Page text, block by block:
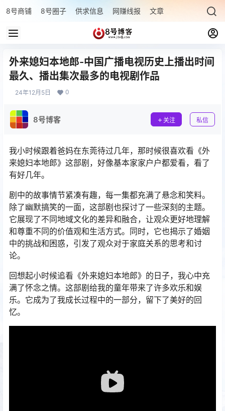
8号商铺 8号圈子 供求信息 网赚线报 文章专题 最新文章
外来媳妇本地郎-中国广播电视历史上播出时间
最久、播出集次最多的电视剧作品
24年12月5日 0
8号博客 关注 私信
我小时候跟着爸妈在东莞待过几年，那时候很喜欢看《外
来媳妇本地郎》这部剧，好像基本家家户户都爱看，看了
有好几年。
剧中的故事情节紧凑有趣，每一集都充满了悬念和笑料。
除了幽默搞笑的一面，这部剧也探讨了一些深刻的主题。
它展现了不同地域文化的差异和融合，让观众更好地理解
和尊重不同的价值观和生活方式。同时，它也揭示了婚姻
中的挑战和困惑，引发了观众对于家庭关系的思考和讨
论。
回想起小时候追看《外来媳妇本地郎》的日子，我心中充
满了怀念之情。这部剧给我的童年带来了许多欢乐和娱
乐。它成为了我成长过程中的一部分，留下了美好的回
忆。